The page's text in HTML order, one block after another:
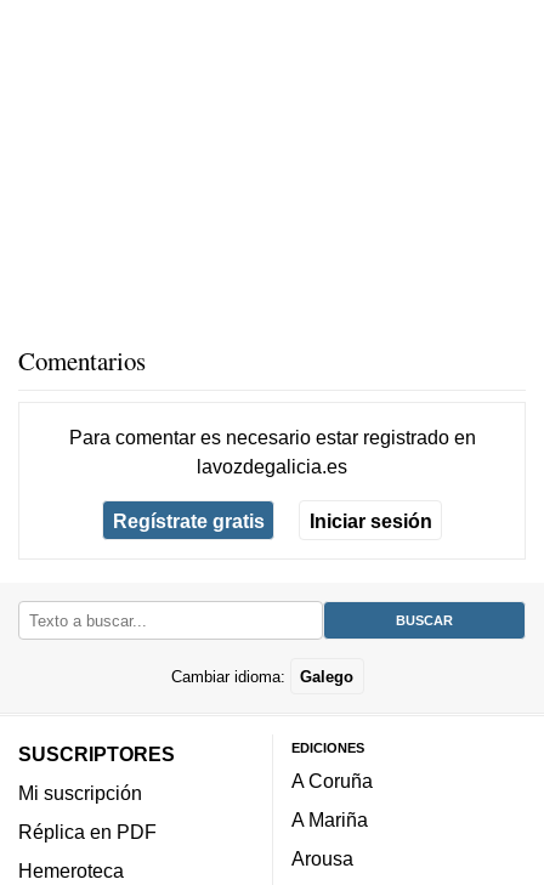
Comentarios
Para comentar es necesario estar registradoen
lavozdegalicia.es
Regístrate gratis Iniciar sesión
Cambiar idioma: Galego
SUSCRIPTORES
Mi suscripción
Réplica en PDF
Hemeroteca
EDICIONES
A Coruña
A Mariña
Arousa